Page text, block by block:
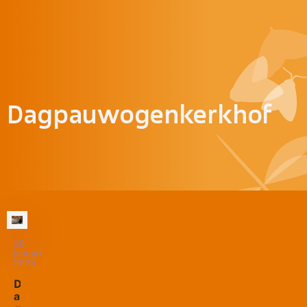
Dagpauwogenkerkhof
28
januari
2025
D
a